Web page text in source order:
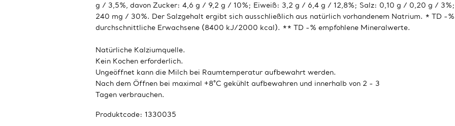
g / 3,5%, davon Zucker: 4,6 g / 9,2 g / 10%; Eiweiß: 3,2 g / 6,4 g / 12,8%; Salz: 0,10 g / 0,20 g /
240 mg / 30%. Der Salzgehalt ergibt sich ausschließlich aus natürlich vorhandenem Natrium. * TD -
durchschnittliche Erwachsene (8400 kJ/2000 kcal). ** TD -% empfohlene Mineralwerte.
Natürliche Kalziumquelle.
Kein Kochen erforderlich.
Ungeöffnet kann die Milch bei Raumtemperatur aufbewahrt werden.
Nach dem Öffnen bei maximal +8°C gekühlt aufbewahren und innerhalb von 2 - 3
Tagen verbrauchen.
Produktcode: 1330035